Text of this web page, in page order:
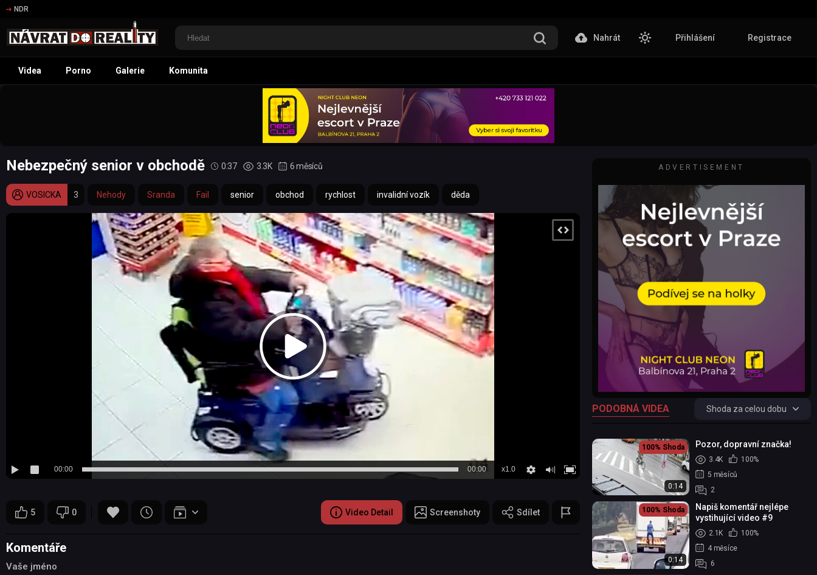
NDR
Nahrát Přihlášení Registrace
Videa Porno Galerie Komunita
Nebezpečný senior v obchodě 0:37 3.3K 6 měsíců
VOSICKA 3 Nehody Sranda Fail senior obchod rychlost invalidní vozík děda
00:00 x1.0
00:00
5 0 Video Detail Screenshoty Sdílet
Komentáře
Vaše jméno
ADVERTISEMENT
PODOBNÁ VIDEA Shoda za celou dobu
100% Shoda
0:14
Pozor, dopravní značka!
3.4K
100%
5 měsíců
2
100% Shoda
0:14
Napiš komentář nejlépe
vystihující video #9
2.1K
100%
4 měsíce
6